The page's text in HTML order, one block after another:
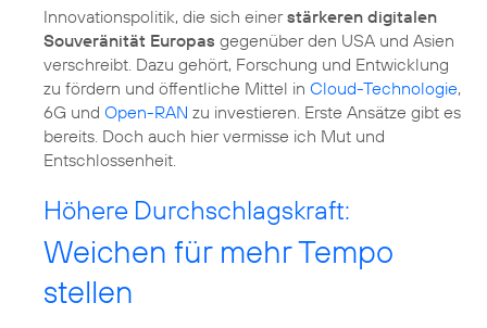
Innovationspolitik, die sich einerstärkeren digitalen
Souveränität Europas gegenüber den USA und Asien
verschreibt. Dazu gehört, Forschung und Entwicklung
zu fördern und öffentliche Mittel in Cloud-Technologie,
6G und Open-RAN zu investieren. Erste Ansätze gibt es
bereits. Doch auch hier vermisse ich Mut und
Entschlossenheit.
Höhere Durchschlagskraft:
Weichen für mehr Tempo
stellen